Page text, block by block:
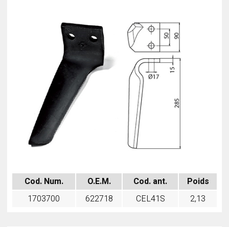
Cod. Num. O.E.M. Cod. ant.
Poids
1703700
622718 CEL41S 2,13